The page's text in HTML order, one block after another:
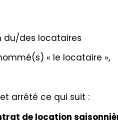
du/des locataires
« le locataire »,
arrêté ce qui suit :
de location